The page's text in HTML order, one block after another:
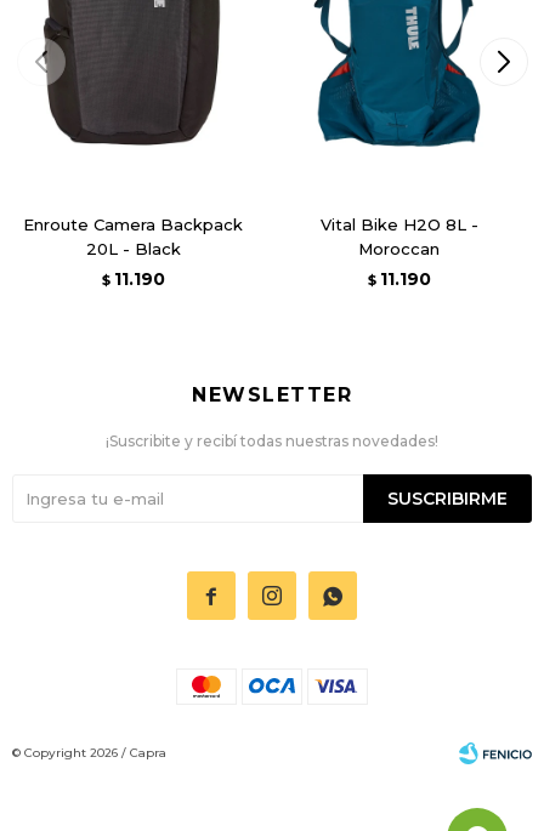
Enroute Camera Backpack
20L - Black
$ 11.190
Vital Bike H2O 8L -
Moroccan
$ 11.190
  
NEWSLETTER
¡Suscribite y recibí todas nuestras novedades!
SUSCRIBIRME
© Copyright 2026 / Capra